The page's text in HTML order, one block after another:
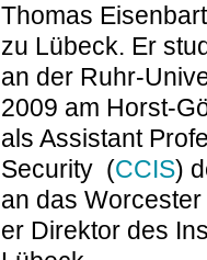
Thomas
zu Lübeck. Er
an der Ruhr-
2009 am Horst-
als Assistant
Security (CCIS)
an das
er Direktor des